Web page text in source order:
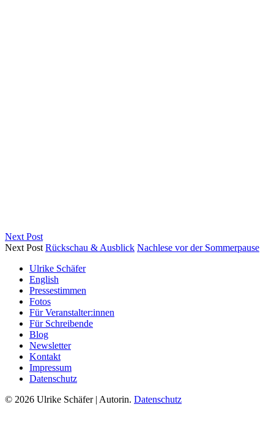
Next Post
Next Post Rückschau & Ausblick Nachlese vor der Sommerpause
Ulrike Schäfer
English
Pressestimmen
Fotos
Für Veranstalter:innen
Für Schreibende
Blog
Newsletter
Kontakt
Impressum
Datenschutz
© 2026 Ulrike Schäfer | Autorin. Datenschutz